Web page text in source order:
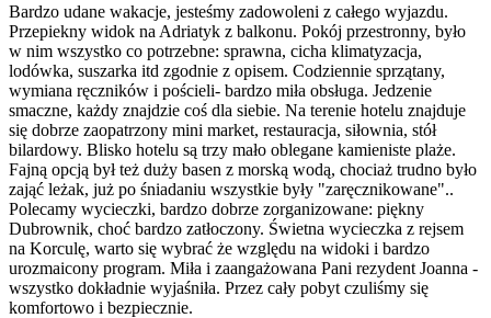
Bardzo udane wakacje, jesteśmy zadowoleni z całego wyjazdu.
Przepiekny widok na Adriatyk z balkonu. Pokój przestronny, było
w nim wszystko co potrzebne: sprawna, cicha klimatyzacja,
lodówka, suszarka itd zgodnie z opisem. Codziennie sprzątany,
wymiana ręczników i pościeli- bardzo miła obsługa. Jedzenie
smaczne, każdy znajdzie coś dla siebie. Na terenie hotelu znajduje
się dobrze zaopatrzony mini market, restauracja, siłownia, stół
bilardowy. Blisko hotelu są trzy mało oblegane kamieniste plaże.
Fajną opcją był też duży basen z morską wodą, chociaż trudno było
zająć leżak, już po śniadaniu wszystkie były "zaręcznikowane"..
Polecamy wycieczki, bardzo dobrze zorganizowane: piękny
Dubrownik, choć bardzo zatłoczony. Świetna wycieczka z rejsem
na Korculę, warto się wybrać że względu na widoki i bardzo
urozmaicony program. Miła i zaangażowana Pani rezydent Joanna -
wszystko dokładnie wyjaśniła. Przez cały pobyt czuliśmy się
komfortowo i bezpiecznie.